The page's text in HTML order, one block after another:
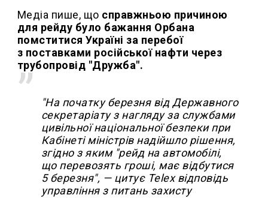
Медіа пише, що справжньою причиною
для рейду було бажання Орбана
помститися Україні за перебої
з поставками російської нафти через
трубопровід "Дружба".
"На початку березня від Державного
секретаріату з нагляду за службами
цивільної національної безпеки при
Кабінеті міністрів надійшло рішення,
згідно з яким "рейд на автомобілі,
що перевозять гроші, має відбутися
5 березня", — цитує Telex відповідь
управління з питань захисту